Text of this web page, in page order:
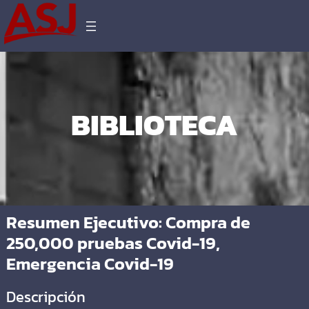
BIBLIOTECA
Resumen Ejecutivo: Compra de
250,000 pruebas Covid-19,
Emergencia Covid-19
Descripción